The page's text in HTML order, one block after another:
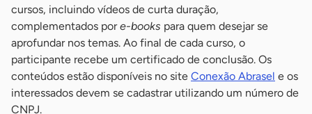
cursos, incluindo vídeos de curta duração,
complementados pore-books para quem desejar se
aprofundar nos temas. Ao final de cada curso, o
participante recebe um certificado de conclusão. Os
conteúdos estão disponíveis no site Conexão Abrasel e os
interessados devem se cadastrar utilizando um número de
CNPJ.